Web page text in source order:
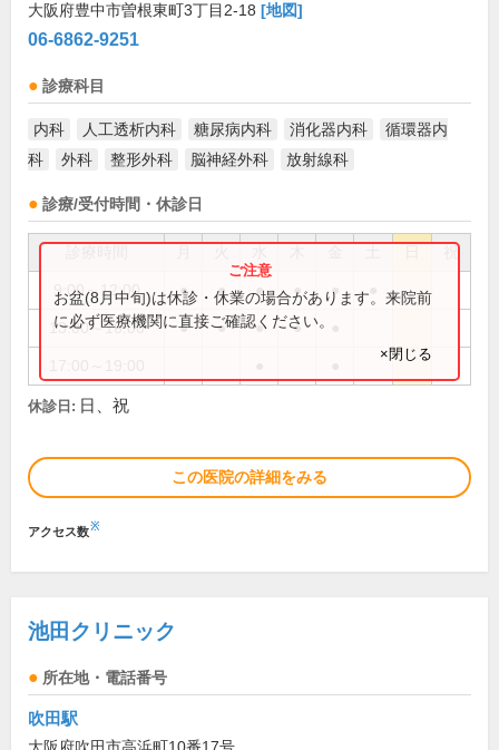
大阪府豊中市曽根東町3丁目2-18 [地図]
06-6862-9251
診療科目
内科 人工透析内科 糖尿病内科 消化器内科
循環器内
科
外科 整形外科 脳神経外科 放射線科
診療/受付時間・休診日
祝
9:00～12:00 ● ● ● ● ●
13:00～16:00 ● ● ● ●
お盆(8月中旬)は休診・休業の場合があります。来院前
に必ず医療機関に直接ご確認ください。
×閉じる
休診日: 日、祝
この医院の詳細をみる
アクセス数※
池田クリニック
所在地・電話番号
吹田駅